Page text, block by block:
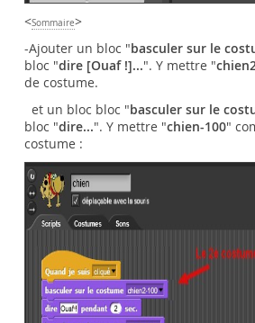
<Sommaire>
-Ajouter un bloc "basculer sur le
bloc "dire [Ouaf !]...". Y mettre "
de costume.
et un bloc bloc "basculer sur le
bloc "dire...". Y mettre "chien-100"
costume :